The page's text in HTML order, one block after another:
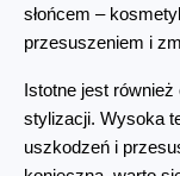
słońcem –
przesuszeniem i
Istotne jest
stylizacji. Wysoka
uszkodzeń i